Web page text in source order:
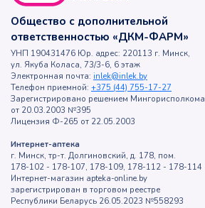
Общество с дополнительной
ответственностью «ДКМ-ФАРМ»
УНП 190431476 Юр. адрес: 220113 г. Минск,
ул. Якуба Коласа, 73/3-6, 6 этаж
Электронная почта: inlek@inlek.by
Телефон приемной: +375 (44) 755-17-27
Зарегистрировано решением Мингорисполкома
от 20.03.2003 №395
Лицензия Ф-265 от 22.05.2003
Интернет-аптека
г. Минск, тр-т. Долгиновский, д. 178, пом.
178-102 - 178-107, 178-109, 178-112 - 178-114
Интернет-магазин apteka-online.by
зарегистрирован в торговом реестре
Республики Беларусь 26.05.2023 №558293